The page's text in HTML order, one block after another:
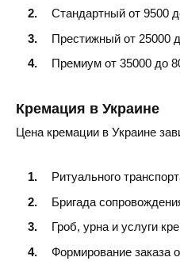
Стандартный от 9500
Престижный от 25000
Премиум от 35000 до
Кремация в Украине
Цена кремации в Украине
Ритуального
Бригада
Гроб, урна и услуги
Формирование заказа